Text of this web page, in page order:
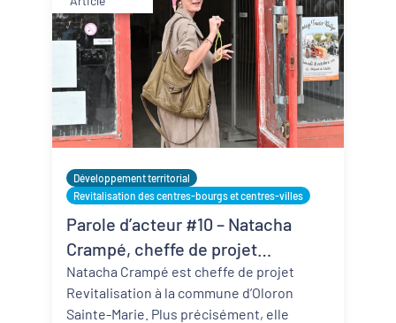
Démarches alimentaires de territoire
Développement territorial
Inclusion numérique
Politique de la ville
centres-villes
Dynamiques territoriales pour l’emploi
Transitions
Développement territorial
Revitalisation des centres-bourgs et centres-villes
Parole d’acteur #10 – Natacha
Crampé, cheffe de projet
Revitalisation, Commune d’Oloron
Sainte-Marie
Natacha Crampé est cheffe de projet
Revitalisation à la commune d’Oloron
Sainte-Marie. Plus précisément, elle